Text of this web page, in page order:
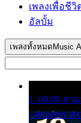
เพลงเพื่อชีวิ
อัลบั้ม
เพลงทั้งหมด Music All
1. 00:00 สา
- ศรเพชร ศ